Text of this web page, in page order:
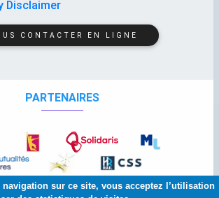
sur ce site, vous acceptez l’utilisation
Disclaimer
CONTACTER EN LIGNE
PARTENAIRES